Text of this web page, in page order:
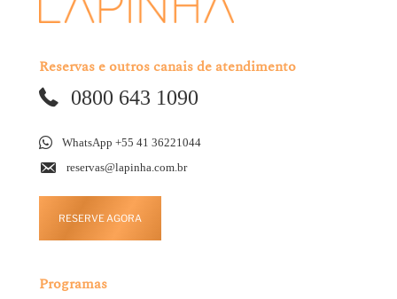
Reservas e outros canais de atendimento
0800 643 1090
WhatsApp +55 41 36221044
reservas@lapinha.com.br
RESERVE AGORA
Programas